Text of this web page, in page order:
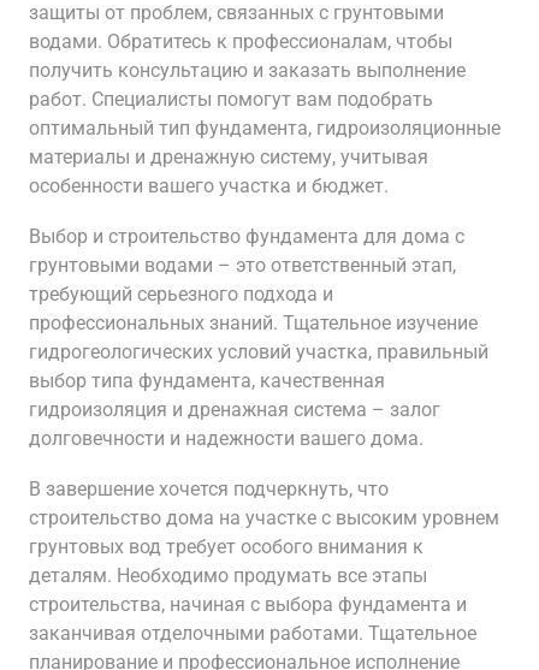
защиты от проблем, связанных с грунтовыми
водами. Обратитесь к профессионалам, чтобы
получить консультацию и заказать выполнение
работ. Специалисты помогут вам подобрать
оптимальный тип фундамента, гидроизоляционные
материалы и дренажную систему, учитывая
особенности вашего участка и бюджет.
Выбор и строительство фундамента для дома с
грунтовыми водами – это ответственный этап,
требующий серьезного подхода и
профессиональных знаний. Тщательное изучение
гидрогеологических условий участка, правильный
выбор типа фундамента, качественная
гидроизоляция и дренажная система – залог
долговечности и надежности вашего дома.
В завершение хочется подчеркнуть, что
строительство дома на участке с высоким уровнем
грунтовых вод требует особого внимания к
деталям. Необходимо продумать все этапы
строительства, начиная с выбора фундамента и
заканчивая отделочными работами. Тщательное
планирование и профессиональное исполнение